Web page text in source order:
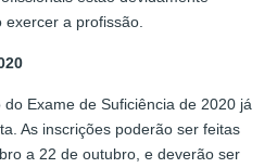
a profissão.
Exame de Suficiência de 2020 já
As inscrições poderão ser feitas
a 22 de outubro, e deverão ser